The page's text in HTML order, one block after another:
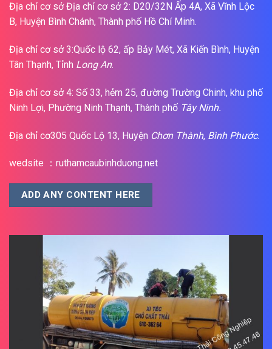
Địa chỉ cơ sở Địa chỉ cơ sở 2: D20/32N Ấp 4A, Xã Vĩnh Lộc
B, Huyện Bình Chánh, Thành phố Hồ Chí Minh.
Địa chỉ cơ sở 3:Quốc lộ 62, ấp Bảy Mét, Xã Kiến Bình, Huyện
Tân Thạnh, Tỉnh Long An.
Địa chỉ cơ sở 4: Số 33, hẻm 25, đường Trường Chinh, khu phố
Ninh Lợi, Phường Ninh Thạnh, Thành phố Tây Ninh.
Địa chỉ cơ305 Quốc Lộ 13, Huyện Chơn Thành, Bình Phước.
wedsite ：ruthamcaubinhduong.net
ADD ANY CONTENT HERE